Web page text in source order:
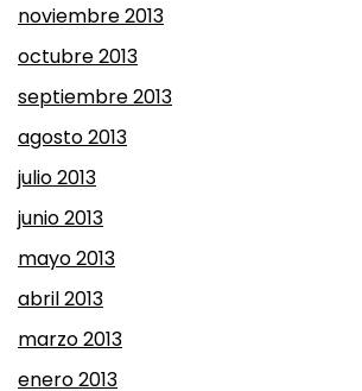
noviembre 2013
octubre 2013
septiembre 2013
agosto 2013
julio 2013
junio 2013
mayo 2013
abril 2013
marzo 2013
enero 2013